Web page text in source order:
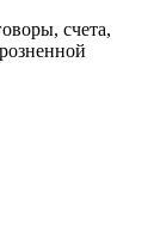
счета,